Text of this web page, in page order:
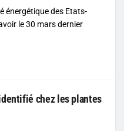
énergétique des Etats-
le 30 mars dernier
chez les plantes